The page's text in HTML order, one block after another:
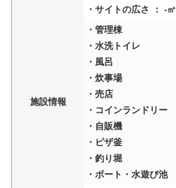
・サイトの広さ ： -㎡
施設情報
・管理棟
・水洗トイレ
・風呂
・炊事場
・売店
・コインランドリー
・自販機
・ピザ釜
・釣り堀
・ボート・水遊び池